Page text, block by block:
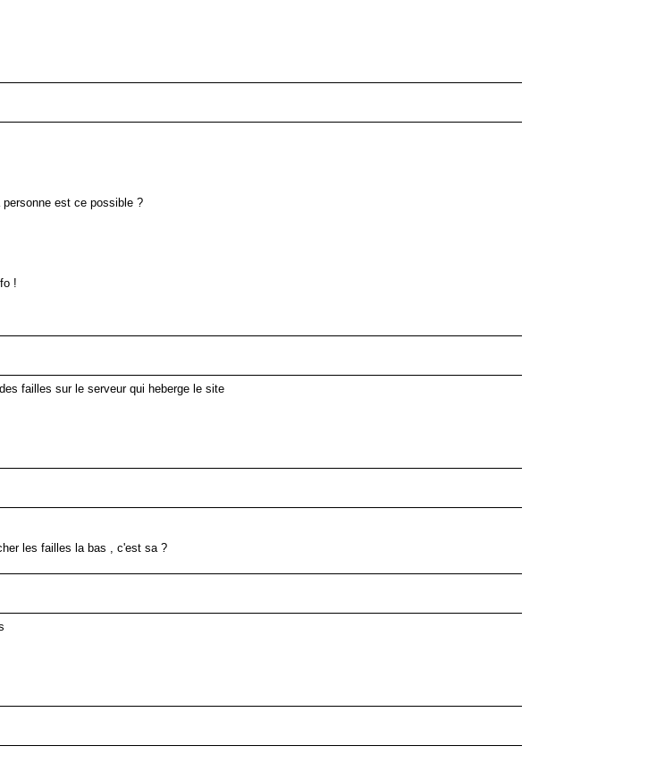
personne est ce possible ?
!
failles sur le serveur qui heberge le site
les failles la bas , c'est sa ?